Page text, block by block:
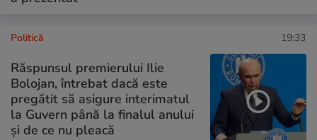
Politică 19:33
Răspunsul premierului Ilie
Bolojan, întrebat dacă este
pregătit să asigure interimatul
la Guvern până la finalul anului
și de ce nu pleacă